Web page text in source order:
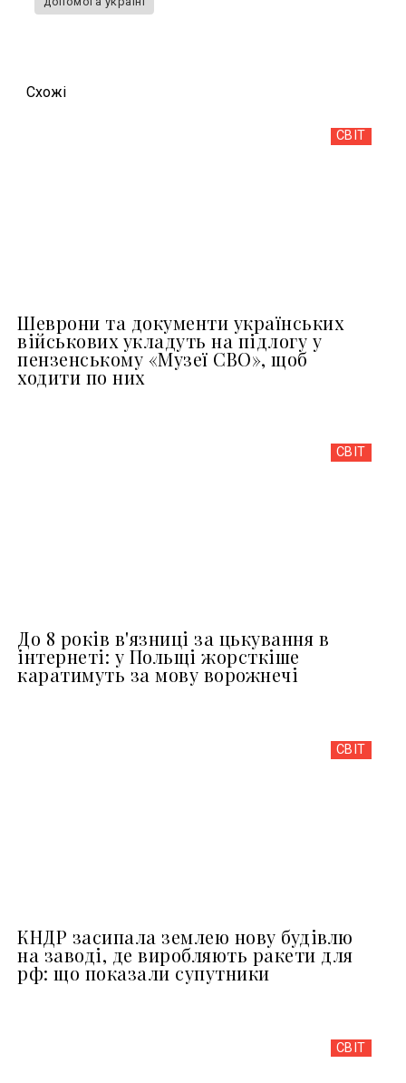
Схожi
СВІТ
Шеврони та документи українських
військових укладуть на підлогу у
пензенському «Музеї СВО», щоб
ходити по них
СВІТ
До 8 років в'язниці за цькування в
інтернеті: у Польщі жорсткіше
каратимуть за мову ворожнечі
СВІТ
КНДР засипала землею нову будівлю
на заводі, де виробляють ракети для
рф: що показали супутники
СВІТ